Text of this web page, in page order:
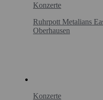
Konzerte
Ruhrpott Metalians
Oberhausen
Konzerte